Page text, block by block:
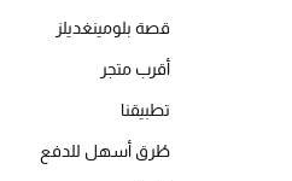
قصة بلومينغديلز
أقرب متجر
تطبيقنا
طُرق أسهل للدفع